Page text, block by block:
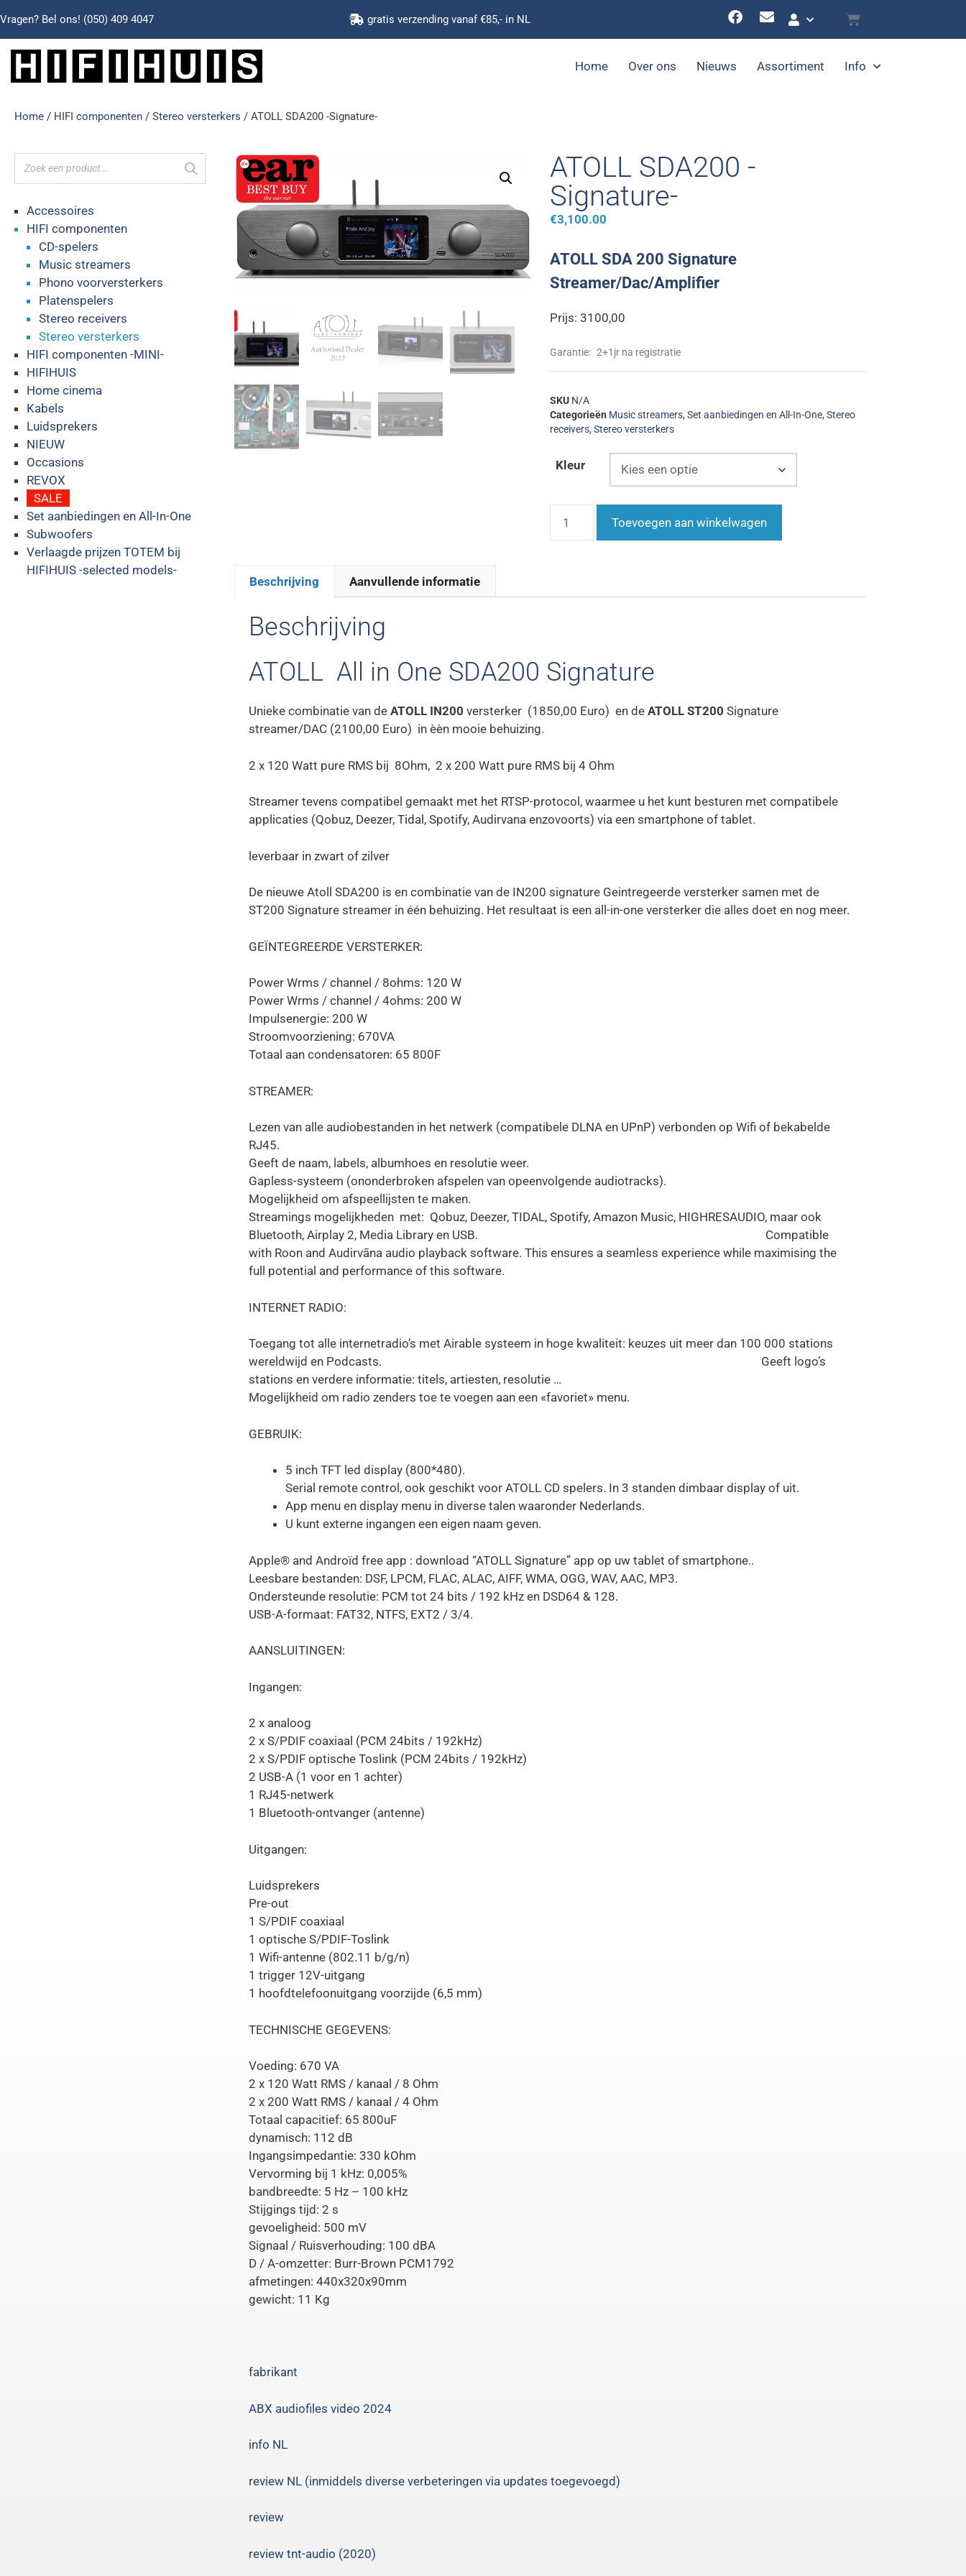
Vragen? Bel ons! (050) 409 4047 gratis verzending vanaf €85,- in NL
Home Over ons Nieuws Assortiment Info
Home / HIFI componenten / Stereo versterkers / ATOLL SDA200 -Signature-
Accessoires
HIFI componenten
CD-spelers
Music streamers
Phono voorversterkers
Platenspelers
Stereo receivers
Stereo versterkers
HIFI componenten -MINI-
HIFIHUIS
Home cinema
Kabels
Luidsprekers
NIEUW
Occasions
REVOX
SALE
Set aanbiedingen en All-In-One
Subwoofers
Verlaagde prijzen TOTEM bij
HIFIHUIS -selected models-
ATOLL SDA200 -
Signature-
€3,100.00
ATOLL SDA 200 Signature
Streamer/Dac/Amplifier
Prijs: 3100,00
Garantie: 2+1jr na registratie
SKU N/A
Categorieën Music streamers, Set aanbiedingen en All-In-One, Stereo
receivers, Stereo versterkers
Kleur
Toevoegen aan winkelwagen
Beschrijving Aanvullende informatie
Beschrijving
ATOLL All in One SDA200 Signature
Unieke combinatie van de ATOLL IN200 versterker (1850,00 Euro) en de ATOLL ST200 Signature
streamer/DAC (2100,00 Euro) in èèn mooie behuizing.
2 x 120 Watt pure RMS bij 8Ohm, 2 x 200 Watt pure RMS bij 4 Ohm
Streamer tevens compatibel gemaakt met het RTSP-protocol, waarmee u het kunt besturen met compatibele
applicaties (Qobuz, Deezer, Tidal, Spotify, Audirvana enzovoorts) via een smartphone of tablet.
leverbaar in zwart of zilver
De nieuwe Atoll SDA200 is en combinatie van de IN200 signature Geintregeerde versterker samen met de
ST200 Signature streamer in één behuizing. Het resultaat is een all-in-one versterker die alles doet en nog meer.
GEÏNTEGREERDE VERSTERKER:
Power Wrms / channel / 8ohms: 120 W
Power Wrms / channel / 4ohms: 200 W
Impulsenergie: 200 W
Stroomvoorziening: 670VA
Totaal aan condensatoren: 65 800F
STREAMER:
Lezen van alle audiobestanden in het netwerk (compatibele DLNA en UPnP) verbonden op Wifi of bekabelde
RJ45.
Geeft de naam, labels, albumhoes en resolutie weer.
Gapless-systeem (ononderbroken afspelen van opeenvolgende audiotracks).
Mogelijkheid om afspeellijsten te maken.
Streamings mogelijkheden met: Qobuz, Deezer, TIDAL, Spotify, Amazon Music, HIGHRESAUDIO, maar ook
Bluetooth, Airplay 2, Media Library en USB. Compatible
with Roon and Audirvāna audio playback software. This ensures a seamless experience while maximising the
full potential and performance of this software.
INTERNET RADIO:
Toegang tot alle internetradio’s met Airable systeem in hoge kwaliteit: keuzes uit meer dan 100 000 stations
wereldwijd en Podcasts. Geeft logo’s
stations en verdere informatie: titels, artiesten, resolutie …
Mogelijkheid om radio zenders toe te voegen aan een «favoriet» menu.
GEBRUIK:
5 inch TFT led display (800*480).
Serial remote control, ook geschikt voor ATOLL CD spelers. In 3 standen dimbaar display of uit.
App menu en display menu in diverse talen waaronder Nederlands.
U kunt externe ingangen een eigen naam geven.
Apple® and Androïd free app : download “ATOLL Signature” app op uw tablet of smartphone..
Leesbare bestanden: DSF, LPCM, FLAC, ALAC, AIFF, WMA, OGG, WAV, AAC, MP3.
Ondersteunde resolutie: PCM tot 24 bits / 192 kHz en DSD64 & 128.
USB-A-formaat: FAT32, NTFS, EXT2 / 3/4.
AANSLUITINGEN:
Ingangen:
2 x analoog
2 x S/PDIF coaxiaal (PCM 24bits / 192kHz)
2 x S/PDIF optische Toslink (PCM 24bits / 192kHz)
2 USB-A (1 voor en 1 achter)
1 RJ45-netwerk
1 Bluetooth-ontvanger (antenne)
Uitgangen:
Luidsprekers
Pre-out
1 S/PDIF coaxiaal
1 optische S/PDIF-Toslink
1 Wifi-antenne (802.11 b/g/n)
1 trigger 12V-uitgang
1 hoofdtelefoonuitgang voorzijde (6,5 mm)
TECHNISCHE GEGEVENS:
Voeding: 670 VA
2 x 120 Watt RMS / kanaal / 8 Ohm
2 x 200 Watt RMS / kanaal / 4 Ohm
Totaal capacitief: 65 800uF
dynamisch: 112 dB
Ingangsimpedantie: 330 kOhm
Vervorming bij 1 kHz: 0,005%
bandbreedte: 5 Hz – 100 kHz
Stijgings tijd: 2 s
gevoeligheid: 500 mV
Signaal / Ruisverhouding: 100 dBA
D / A-omzetter: Burr-Brown PCM1792
afmetingen: 440x320x90mm
gewicht: 11 Kg
fabrikant
ABX audiofiles video 2024
info NL
review NL (inmiddels diverse verbeteringen via updates toegevoegd)
review
review tnt-audio (2020)